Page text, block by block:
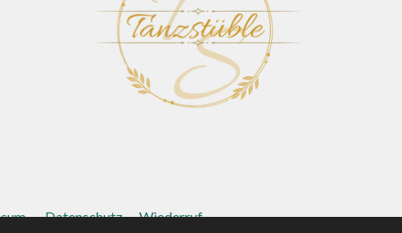
.Datenschutz Wiederruf